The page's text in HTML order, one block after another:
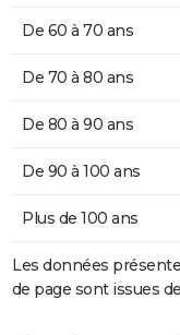
De 60 à 70 ans
De 70 à 80 ans
De 80 à 90 ans
De 90 à 100 ans
Plus de 100 ans
Les données
de page sont issues